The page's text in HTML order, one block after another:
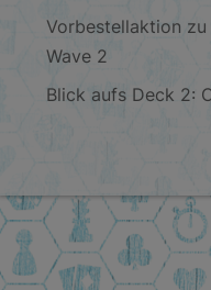
Vorbestellaktion zu
Wave 2
Blick aufs Deck 2: